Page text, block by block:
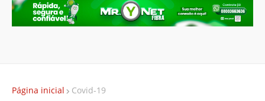
Página inicial Covid-19